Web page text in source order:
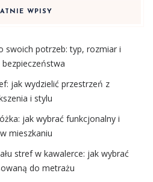
WPISY
swoich potrzeb: typ, rozmiar i
jak wydzielić przestrzeń z
i stylu
jak wybrać funkcjonalny i
mieszkaniu
stref w kawalerce: jak wybrać
do metrażu